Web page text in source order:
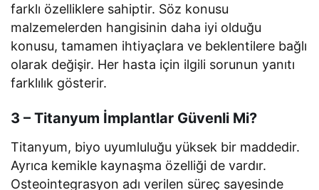
farklı özelliklere sahiptir. Söz konusu
malzemelerden hangisinin daha iyi olduğu
konusu, tamamen ihtiyaçlara ve beklentilere bağlı
olarak değişir. Her hasta için ilgili sorunun yanıtı
farklılık gösterir.
3 – Titanyum İmplantlar Güvenli Mi?
Titanyum, biyo uyumluluğu yüksek bir maddedir.
Ayrıca kemikle kaynaşma özelliği de vardır.
Osteointegrasyon adı verilen süreç sayesinde